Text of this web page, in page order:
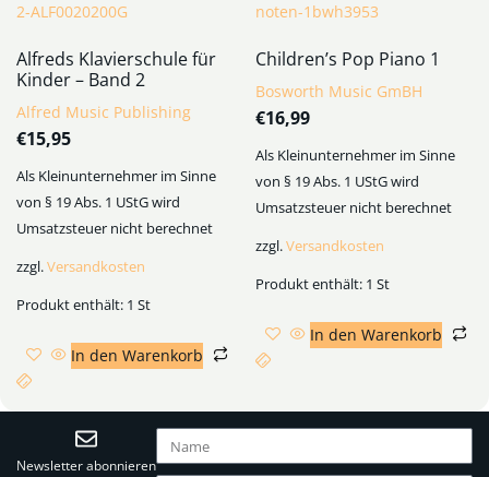
Alfreds Klavierschule für
Kinder – Band 2
Alfred Music Publishing
€15,95
Als Kleinunternehmer im Sinne
von § 19 Abs. 1 UStG wird
Umsatzsteuer nicht berechnet
zzgl.Versandkosten
Produkt enthält: 1 St
In den Warenkorb
Children’s Pop Piano 1
Bosworth Music GmBH
€16,99
Als Kleinunternehmer im Sinne
von § 19 Abs. 1 UStG wird
Umsatzsteuer nicht berechnet
zzgl.Versandkosten
Produkt enthält: 1 St
In den Warenkorb
Newsletter abonnieren